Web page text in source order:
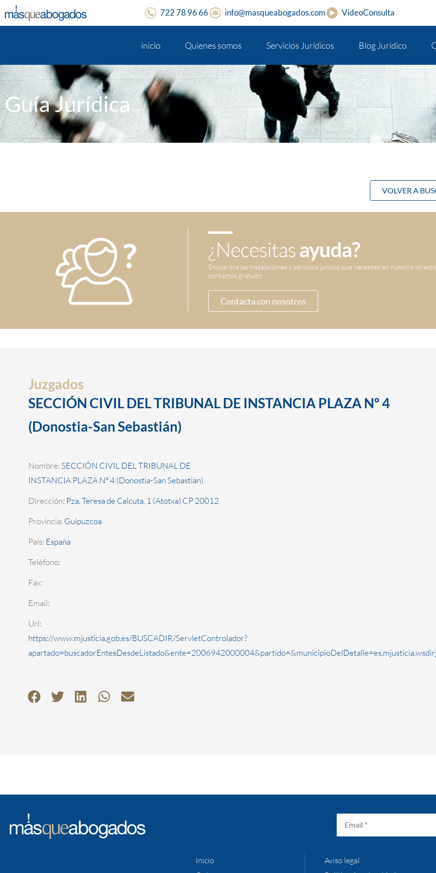
722 78 96 66 info@masqueabogados.com VideoConsulta
inicio Quienes somos Servicios Jurídicos Blog Jurídico
Guía Jurídica
VOLVER A
¿Necesitasayuda?
Encuentra las instalaciones y servicios jurícos que necesites en nuestro
contactos gratuito.
Contacta con nosotros
Juzgados
SECCIÓN CIVIL DEL TRIBUNAL DE INSTANCIA PLAZA Nº 4
(Donostia-San Sebastián)
Nombre: SECCIÓN CIVIL DEL TRIBUNAL DE
INSTANCIA PLAZA Nº 4 (Donostia-San Sebastián)
Dirección: Pza. Teresa de Calcuta, 1 (Atotxa) CP 20012
Provincia: Guipuzcoa
País: España
Teléfono:
Fax:
Email:
Url:
https://www.mjusticia.gob.es/BUSCADIR/ServletControlador?
Inicio
Aviso legal